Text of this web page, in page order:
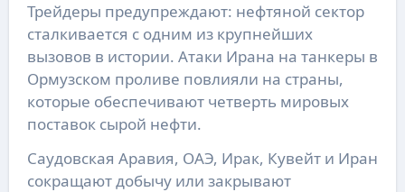
Трейдеры предупреждают: нефтяной сектор
сталкивается с одним из крупнейших
вызовов в истории. Атаки Ирана на танкеры в
Ормузском проливе повлияли на страны,
которые обеспечивают четверть мировых
поставок сырой нефти.
Саудовская Аравия, ОАЭ, Ирак, Кувейт и Иран
сокращают добычу или закрывают